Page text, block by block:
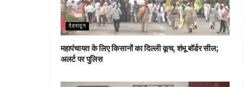
देहरादून
महापंचायत के लिए किसानों का दिल्ली कूच, शंभू बॉर्डर सील;
अलर्ट पर पुलिस